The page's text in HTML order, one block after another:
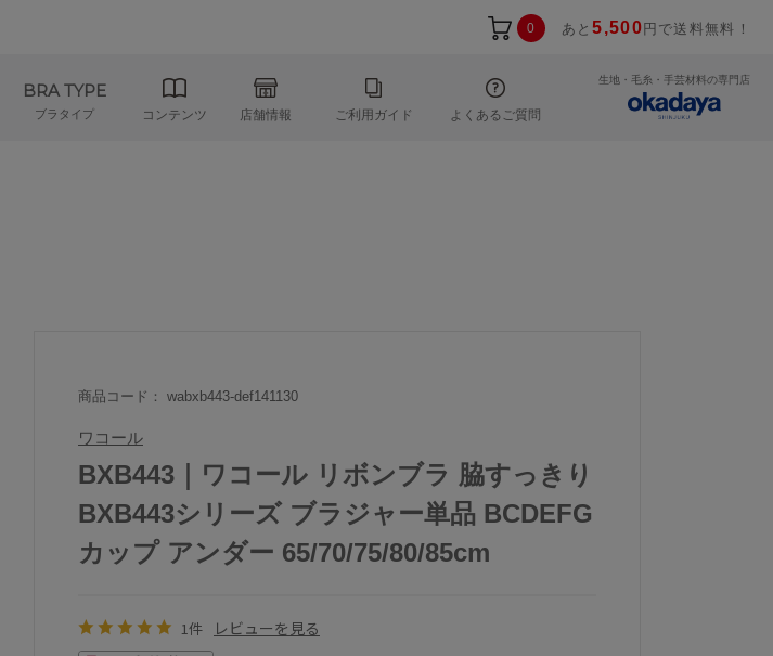
0 あと5,500 円で送料無料！
BRA TYPE
ブラタイプ コンテンツ 店舗情報 ご利用ガイド よくあるご質問
生地・毛糸・手芸材料の専門店
商品コード： wabxb443-def141130
ワコール
BXB443｜ワコール リボンブラ 脇すっきり
BXB443シリーズ ブラジャー単品 BCDEFG
カップ アンダー 65/70/75/80/85cm
1件 レビューを見る